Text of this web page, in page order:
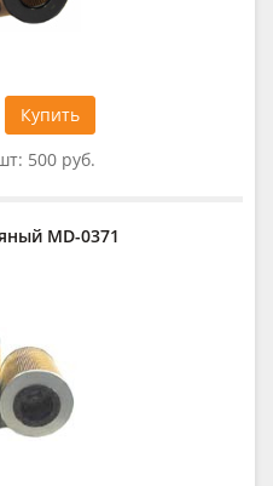
Купить
500 руб.
MD-0371